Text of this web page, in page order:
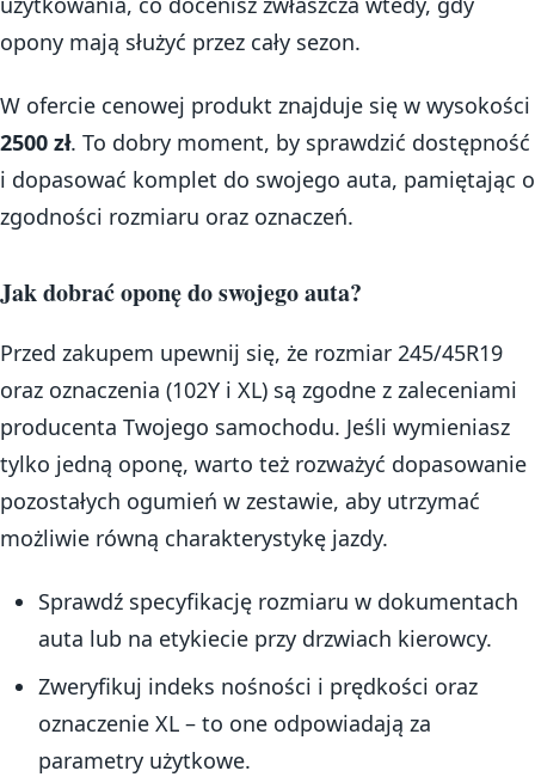
opony mają służyć przez cały sezon.
W ofercie cenowej produkt znajduje się w wysokości
2500 zł. To dobry moment, by sprawdzić dostępność
i dopasować komplet do swojego auta, pamiętając o
zgodności rozmiaru oraz oznaczeń.
Jak dobrać oponę do swojego auta?
Przed zakupem upewnij się, że rozmiar 245/45R19
oraz oznaczenia (102Y i XL) są zgodne z zaleceniami
producenta Twojego samochodu. Jeśli wymieniasz
tylko jedną oponę, warto też rozważyć dopasowanie
pozostałych ogumień w zestawie, aby utrzymać
możliwie równą charakterystykę jazdy.
Sprawdź specyfikację rozmiaru w dokumentach
auta lub na etykiecie przy drzwiach kierowcy.
Zweryfikuj indeks nośności i prędkości oraz
oznaczenie XL – to one odpowiadają za
parametry użytkowe.